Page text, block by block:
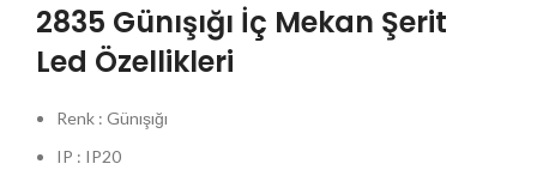
2835 Günışığı İç Mekan Şerit
Led Özellikleri
Renk : Günışığı
IP : IP20